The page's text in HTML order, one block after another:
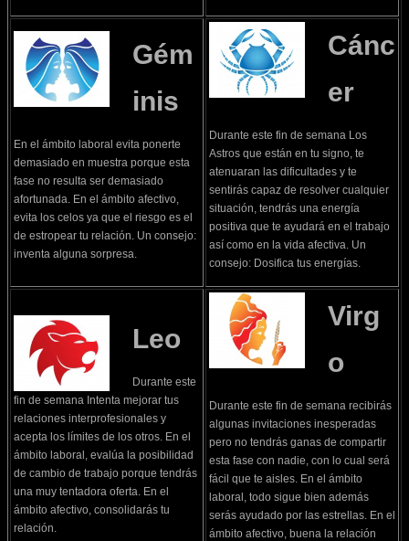
Gém
inis
En el ámbito laboral evita ponerte
demasiado en muestra porque esta
fase no resulta ser demasiado
afortunada. En el ámbito afectivo,
evita los celos ya que el riesgo es el
de estropear tu relación. Un consejo:
inventa alguna sorpresa.
Cánc
er
Durante este fin de semana Los
Astros que están en tu signo, te
atenuaran las dificultades y te
sentirás capaz de resolver cualquier
situación, tendrás una energía
positiva que te ayudará en el trabajo
así como en la vida afectiva. Un
consejo: Dosifica tus energías.
Leo
Durante este
fin de semana Intenta mejorar tus
relaciones interprofesionales y
acepta los límites de los otros. En el
ámbito laboral, evalúa la posibilidad
de cambio de trabajo porque tendrás
una muy tentadora oferta. En el
ámbito afectivo, consolidarás tu
relación.
Virg
o
Durante este fin de semana recibirás
algunas invitaciones inesperadas
pero no tendrás ganas de compartir
esta fase con nadie, con lo cual será
fácil que te aisles. En el ámbito
laboral, todo sigue bien además
serás ayudado por las estrellas. En el
ámbito afectivo, buena la relación